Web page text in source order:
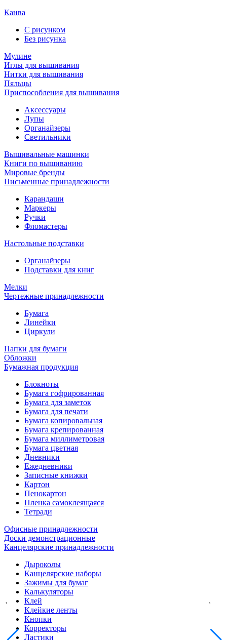
Канва
С рисунком
Без рисунка
Мулине
Иглы для вышивания
Нитки для вышивания
Пяльцы
Приспособления для вышивания
Аксессуары
Лупы
Органайзеры
Светильники
Вышивальные машинки
Книги по вышиванию
Мировые бренды
Письменные принадлежности
Карандаши
Маркеры
Ручки
Фломастеры
Настольные подставки
Органайзеры
Подставки для книг
Мелки
Чертежные принадлежности
Бумага
Линейки
Циркули
Папки для бумаги
Обложки
Бумажная продукция
Блокноты
Бумага гофрированная
Бумага для заметок
Бумага для печати
Бумага копировальная
Бумага крепированная
Бумага миллиметровая
Бумага цветная
Дневники
Ежедневники
Записные книжки
Картон
Пенокартон
Пленка самоклеящаяся
Тетради
Офисные принадлежности
Доски демонстрационные
Канцелярские принадлежности
Дыроколы
Канцелярские наборы
Зажимы для бумаг
Калькуляторы
Клей
Клейкие ленты
Кнопки
Корректоры
Ластики